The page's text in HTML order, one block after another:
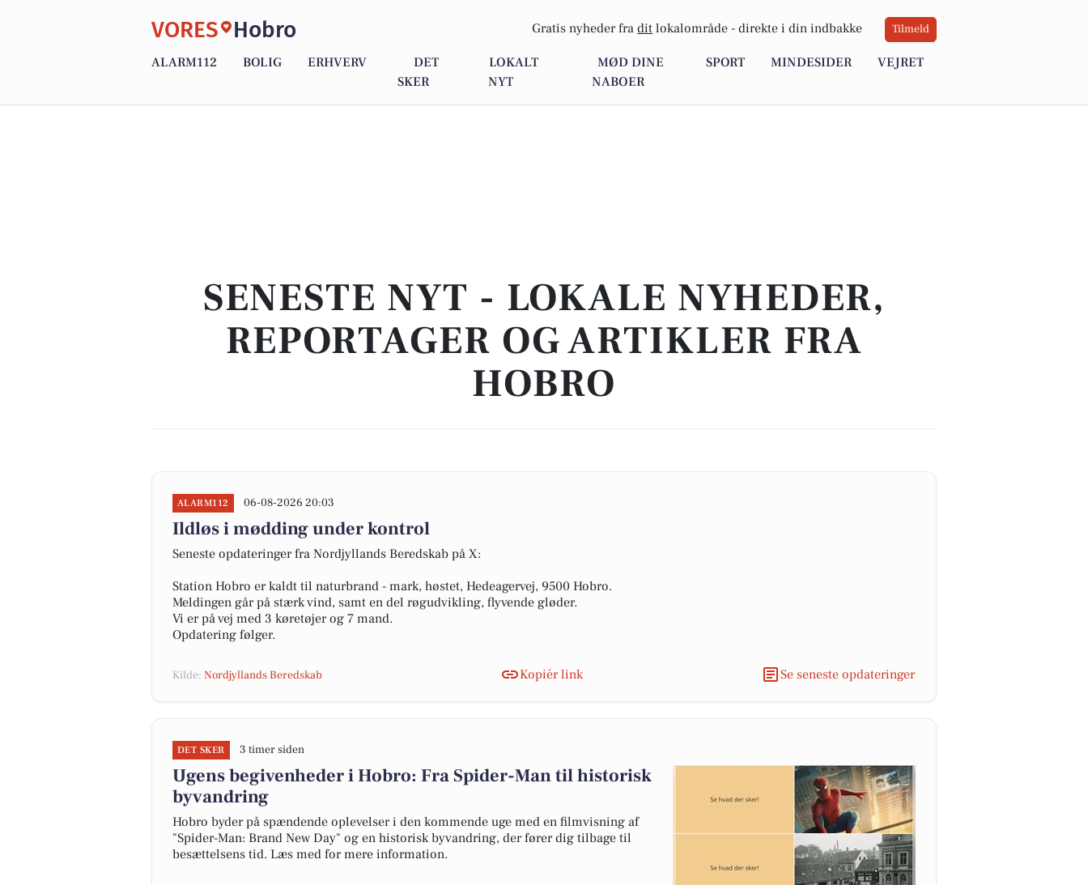
VORES Hobro Gratis nyheder fra dit lokalområde - direkte i din indbakke Tilmeld
ALARM112 BOLIG ERHVERV
DET
SKER
LOKALT
NYT
MØD DINE
NABOER
SPORT MINDESIDER VEJRET
SENESTE NYT - LOKALE NYHEDER,
REPORTAGER OG ARTIKLER FRA
HOBRO
ALARM112 06-08-2026 20:03
Ildløs i mødding under kontrol
Seneste opdateringer fra Nordjyllands Beredskab på X:
Station Hobro er kaldt til naturbrand - mark, høstet, Hedeagervej, 9500 Hobro.
Meldingen går på stærk vind, samt en del røgudvikling, flyvende gløder.
Vi er på vej med 3 køretøjer og 7 mand.
Opdatering følger.
Kilde: Nordjyllands Beredskab Kopiér link Se seneste opdateringer
DET SKER 3 timer siden
Ugens begivenheder i Hobro: Fra Spider-Man til historisk
byvandring
Hobro byder på spændende oplevelser i den kommende uge med en filmvisning af
"Spider-Man: Brand New Day" og en historisk byvandring, der fører dig tilbage til
besættelsens tid. Læs med for mere information.